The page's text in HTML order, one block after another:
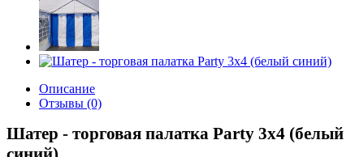
Описание
Отзывы (0)
Шатер - торговая палатка Party 3x4 (белый